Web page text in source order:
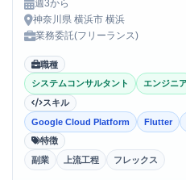
週3から
神奈川県 横浜市 横浜
業務委託(フリーランス)
職種
システムコンサルタント
エンジニ
スキル
Google Cloud Platform
Flutter
特徴
副業
上流工程 フレックス